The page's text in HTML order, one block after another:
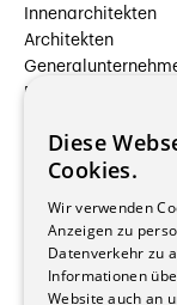
Innenarchitekten
Architekten
Beauftragte
Hersteller/
Bauherrschaften
Stockwerkeigentum
Reportagen
Wohnungen
Diese
Cookies.
Wir verwenden
Anzeigen zu
Datenverkehr zu
Informationen
Website auch an